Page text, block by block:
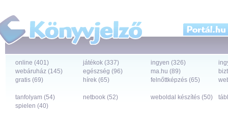
online (401) játékok (337) ingyen (326)
webáruház (145)
egészség (96) ma.hu (89)
gratis (69)
hírek (65) felnőttképzés (65)
tanfolyam (54) netbook (52) weboldal készítés (50)
spielen (40)